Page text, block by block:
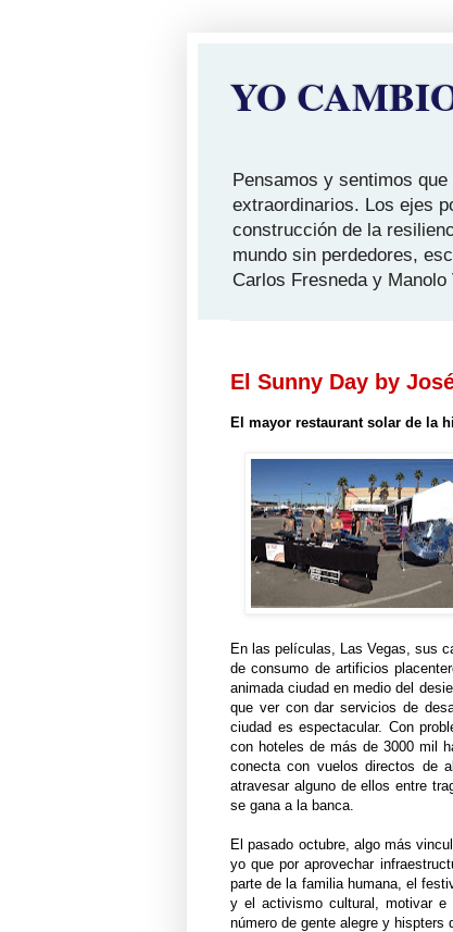
YO
Pensamos y sentimos
extraordinarios. Los ejes
construcción de la
mundo sin perdedores,
Carlos Fresneda y Manolo
El Sunny Day by
El mayor restaurant solar de la
En las películas, Las Vegas, sus
de consumo de artificios
animada ciudad en medio del
que ver con dar servicios de
ciudad es espectacular. Con
con hoteles de más de 3000 mil
conecta con vuelos directos de
atravesar alguno de ellos entre
se gana a la banca.
El pasado octubre, algo más
yo que por aprovechar
parte de la familia humana, el
y el activismo cultural, motivar e
número de gente alegre y hispters